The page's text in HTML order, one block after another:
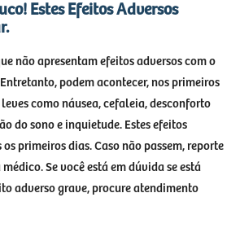
Estes Efeitos Adversos
não apresentam efeitos adversos com o
podem acontecer, nos primeiros
como náusea, cefaleia, desconforto
do sono e inquietude. Estes efeitos
primeiros dias. Caso não passem, reporte
Se você está em dúvida se está
adverso grave, procure atendimento